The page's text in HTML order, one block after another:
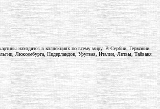
находятся в коллекциях по всему миру. В Сербии, Германии,
Люксембурга, Нидерландов, Уругвая, Италии, Литвы, Тайваня